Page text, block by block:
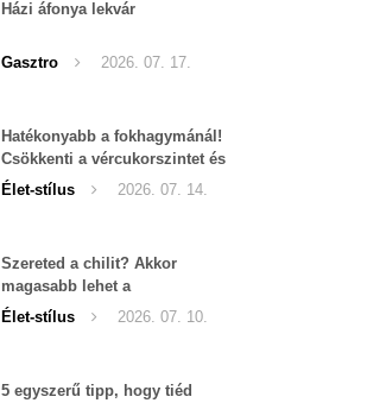
Házi áfonya lekvár
Gasztro 2026. 07. 17.
Hatékonyabb a fokhagymánál!
Csökkenti a vércukorszintet és
a magas vérnyomást is!
Élet-stílus 2026. 07. 14.
Szereted a chilit? Akkor
magasabb lehet a
tesztoszteron-szinted
Élet-stílus 2026. 07. 10.
5 egyszerű tipp, hogy tiéd